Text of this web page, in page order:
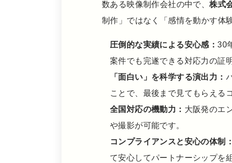
数ある映像制作会社の中で、株式
制作」ではなく「感情を動かす体
圧倒的な実績による安心感：30
案件でも完遂できる対応力の証
「面白い」を科学する演出力：
ことで、最後まで見てもらえる
全国対応の機動力： 大阪発のエ
や撮影が可能です。
コンプライアンスと安心の体制：
て安心してパートナーシップを